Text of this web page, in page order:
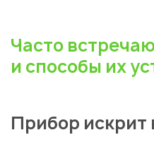
Часто
и способы их
Прибор искрит